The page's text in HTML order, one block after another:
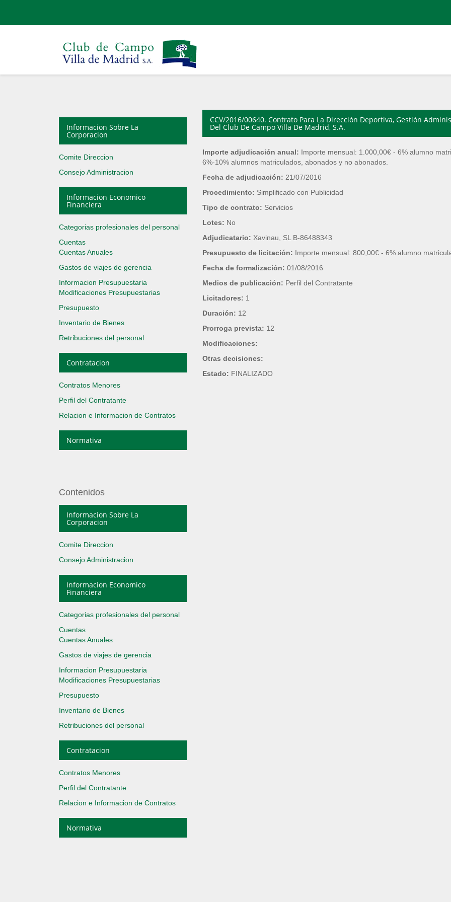
Informacion Sobre La
Corporacion
Comite Direccion
Consejo Administracion
Informacion Economico
Financiera
Categorias profesionales del personal
Cuentas
Cuentas Anuales
Gastos de viajes de gerencia
Informacion Presupuestaria
Modificaciones Presupuestarias
Presupuesto
Inventario de Bienes
Retribuciones del personal
Contratacion
Contratos Menores
Perfil del Contratante
Relacion e Informacion de Contratos
Normativa
Contenidos
Informacion Sobre La
Corporacion
Comite Direccion
Consejo Administracion
Informacion Economico
Financiera
Categorias profesionales del personal
Cuentas
Cuentas Anuales
Gastos de viajes de gerencia
Informacion Presupuestaria
Modificaciones Presupuestarias
Presupuesto
Inventario de Bienes
Retribuciones del personal
Contratacion
Contratos Menores
Perfil del Contratante
Relacion e Informacion de Contratos
Normativa
CCV/2016/00640. Contrato Para La Dirección Deportiva, Gestión
Del Club De Campo Villa De Madrid, S.A.
Importe adjudicación anual: Importe mensual: 1.000,00€ - 6% alumno
6%-10% alumnos matriculados, abonados y no abonados.
Fecha de adjudicación: 21/07/2016
Procedimiento: Simplificado con Publicidad
Tipo de contrato: Servicios
Lotes: No
Adjudicatario: Xavinau, SL B-86488343
Presupuesto de licitación: Importe mensual: 800,00€ - 6% alumno
Fecha de formalización: 01/08/2016
Medios de publicación: Perfil del Contratante
Licitadores: 1
Duración: 12
Prorroga prevista: 12
Modificaciones:
Otras decisiones:
Estado: FINALIZADO